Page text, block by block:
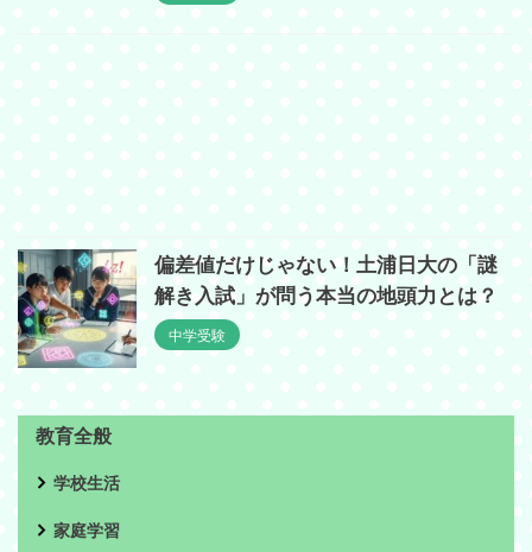
偏差値だけじゃない！土浦日大の「謎
解き入試」が問う本当の地頭力とは？
中学受験
教育全般
学校生活
家庭学習